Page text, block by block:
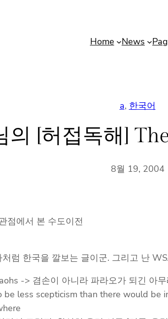
Home News
a, 한국어
의 [허접독해]
8월 19, 2004
점에서 본 수도이전
럼 한국을 깔보는 글이군. 그리고 난
-> 겸손이 아니라 파라오가 되긴 아
less scepticism than there would be